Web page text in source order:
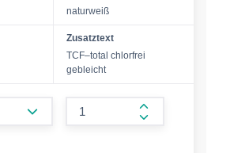
naturweiß
Zusatztext
TCF–total chlorfrei
gebleicht
form.increase-